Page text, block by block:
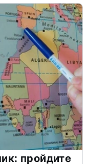
пройдите